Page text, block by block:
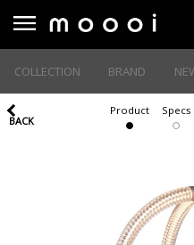
COLLECTION BRAND
BACK
Product Specs